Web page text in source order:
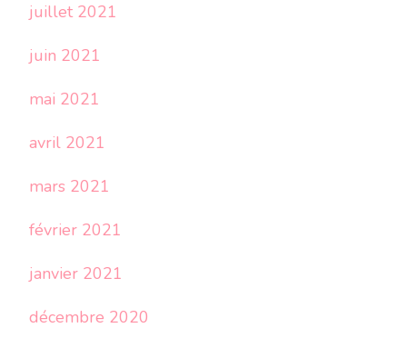
juillet 2021
juin 2021
mai 2021
avril 2021
mars 2021
février 2021
janvier 2021
décembre 2020